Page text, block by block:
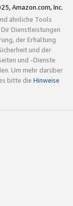
Amazon.com, Inc.
ähnliche Tools
Dienstleistungen
der Erhaltung
und der
und -Dienste
Um mehr darüber
bitte die Hinweise